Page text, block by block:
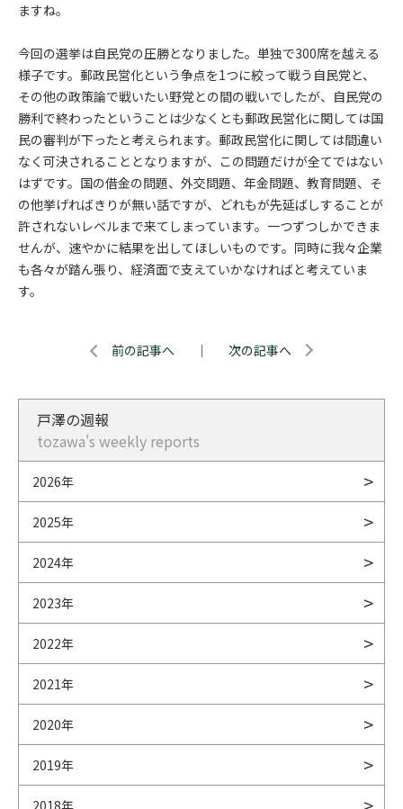
ますね。
今回の選挙は自民党の圧勝となりました。単独で300席を越える
様子です。郵政民営化という争点を1つに絞って戦う自民党と、
その他の政策論で戦いたい野党との間の戦いでしたが、自民党の
勝利で終わったということは少なくとも郵政民営化に関しては国
民の審判が下ったと考えられます。郵政民営化に関しては間違い
なく可決されることとなりますが、この問題だけが全てではない
はずです。国の借金の問題、外交問題、年金問題、教育問題、そ
の他挙げればきりが無い話ですが、どれもが先延ばしすることが
許されないレベルまで来てしまっています。一つずつしかできま
せんが、速やかに結果を出してほしいものです。同時に我々企業
も各々が踏ん張り、経済面で支えていかなければと考えていま
す。
前の記事へ ｜ 次の記事へ
戸澤の週報
tozawa's weekly reports
2026年
2025年
2024年
2023年
2022年
2021年
2020年
2019年
2018年